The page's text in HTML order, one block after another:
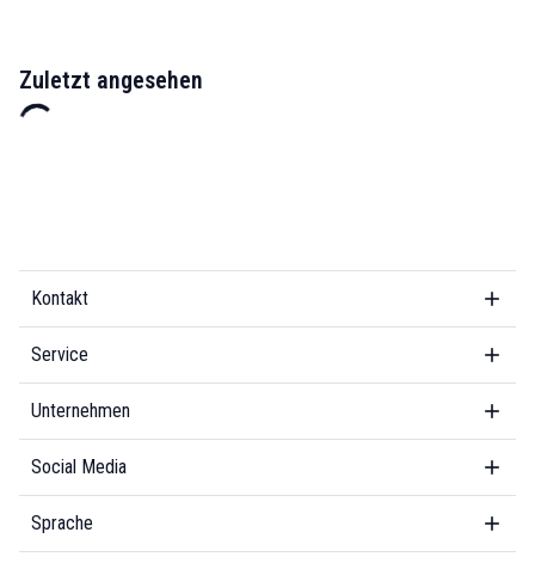
Zuletzt angesehen
Kontakt
Service
Unternehmen
Social Media
Sprache